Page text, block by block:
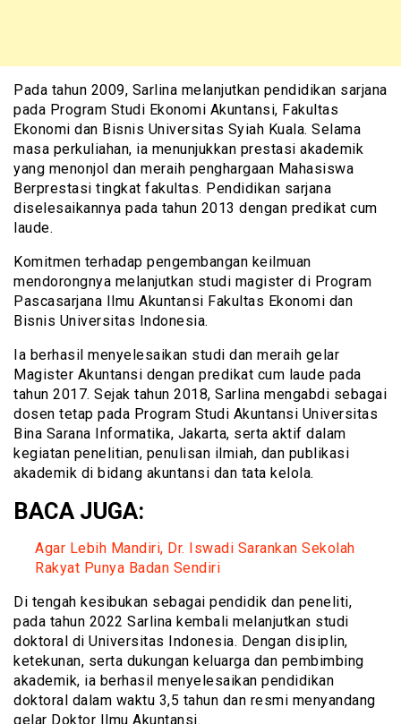
Pada tahun 2009, Sarlina melanjutkan pendidikan sarjana
pada Program Studi Ekonomi Akuntansi, Fakultas
Ekonomi dan Bisnis Universitas Syiah Kuala. Selama
masa perkuliahan, ia menunjukkan prestasi akademik
yang menonjol dan meraih penghargaan Mahasiswa
Berprestasi tingkat fakultas. Pendidikan sarjana
diselesaikannya pada tahun 2013 dengan predikat cum
laude.
Komitmen terhadap pengembangan keilmuan
mendorongnya melanjutkan studi magister di Program
Pascasarjana Ilmu Akuntansi Fakultas Ekonomi dan
Bisnis Universitas Indonesia.
Ia berhasil menyelesaikan studi dan meraih gelar
Magister Akuntansi dengan predikat cum laude pada
tahun 2017. Sejak tahun 2018, Sarlina mengabdi sebagai
dosen tetap pada Program Studi Akuntansi Universitas
Bina Sarana Informatika, Jakarta, serta aktif dalam
kegiatan penelitian, penulisan ilmiah, dan publikasi
akademik di bidang akuntansi dan tata kelola.
BACA JUGA:
Agar Lebih Mandiri, Dr. Iswadi Sarankan Sekolah
Rakyat Punya Badan Sendiri
Di tengah kesibukan sebagai pendidik dan peneliti,
pada tahun 2022 Sarlina kembali melanjutkan studi
doktoral di Universitas Indonesia. Dengan disiplin,
ketekunan, serta dukungan keluarga dan pembimbing
akademik, ia berhasil menyelesaikan pendidikan
doktoral dalam waktu 3,5 tahun dan resmi menyandang
gelar Doktor Ilmu Akuntansi.